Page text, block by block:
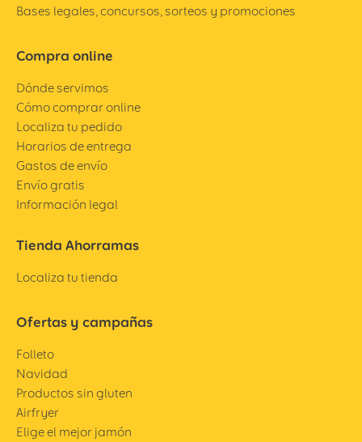
Bases legales, concursos, sorteos y promociones
Compra online
Dónde servimos
Cómo comprar online
Localiza tu pedido
Horarios de entrega
Gastos de envío
Envío gratis
Información legal
Tienda Ahorramas
Localiza tu tienda
Ofertas y campañas
Folleto
Navidad
Productos sin gluten
Airfryer
Elige el mejor jamón